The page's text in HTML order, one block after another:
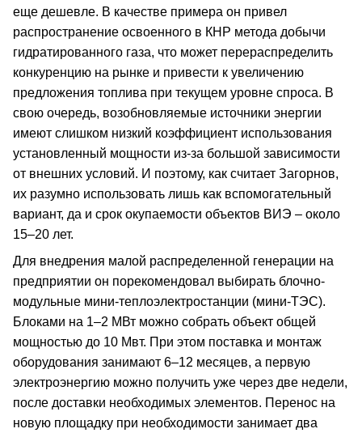
еще дешевле. В качестве примера он привел
распространение освоенного в КНР метода добычи
гидратированного газа, что может перераспределить
конкуренцию на рынке и привести к увеличению
предложения топлива при текущем уровне спроса. В
свою очередь, возобновляемые источники энергии
имеют слишком низкий коэффициент использования
установленный мощности из-за большой зависимости
от внешних условий. И поэтому, как считает Загорнов,
их разумно использовать лишь как вспомогательный
вариант, да и срок окупаемости объектов ВИЭ – около
15–20 лет.
Для внедрения малой распределенной генерации на
предприятии он порекомендовал выбирать блочно-
модульные мини-теплоэлектростанции (мини-ТЭС).
Блоками на 1–2 МВт можно собрать объект общей
мощностью до 10 Мвт. При этом поставка и монтаж
оборудования занимают 6–12 месяцев, а первую
электроэнергию можно получить уже через две недели,
после доставки необходимых элементов. Перенос на
новую площадку при необходимости занимает два